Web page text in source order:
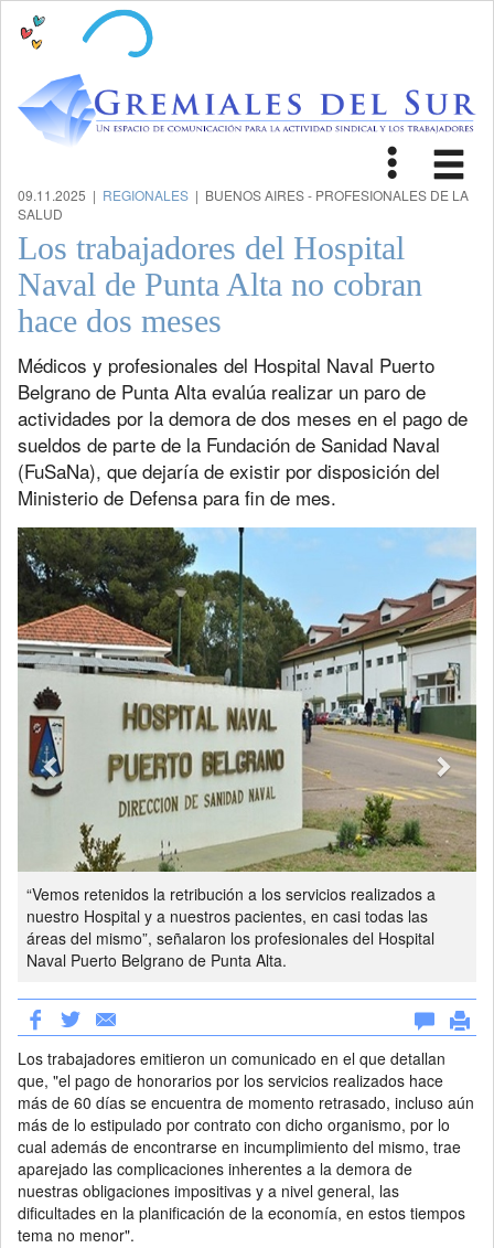
Toggle
09.11.2025 | REGIONALES | BUENOS AIRES - PROFESIONALES DE LA
SALUD
Los trabajadores del Hospital
Naval de Punta Alta no cobran
hace dos meses
Médicos y profesionales del Hospital Naval Puerto
Belgrano de Punta Alta evalúa realizar un paro de
actividades por la demora de dos meses en el pago de
sueldos de parte de la Fundación de Sanidad Naval
(FuSaNa), que dejaría de existir por disposición del
Ministerio de Defensa para fin de mes.
“Vemos retenidos la retribución a los servicios realizados a
nuestro Hospital y a nuestros pacientes, en casi todas las
áreas del mismo”, señalaron los profesionales del Hospital
Naval Puerto Belgrano de Punta Alta.
Previous Next
Los trabajadores emitieron un comunicado en el que detallan
que, "el pago de honorarios por los servicios realizados hace
más de 60 días se encuentra de momento retrasado, incluso aún
más de lo estipulado por contrato con dicho organismo, por lo
cual además de encontrarse en incumplimiento del mismo, trae
aparejado las complicaciones inherentes a la demora de
nuestras obligaciones impositivas y a nivel general, las
dificultades en la planificación de la economía, en estos tiempos
tema no menor".